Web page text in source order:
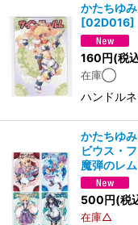
かたちゆ
[02D016]
160円(税
在庫◯
ハンドル
かたちゆ
ビウス・
魔弾のレム
500円(税
在庫△